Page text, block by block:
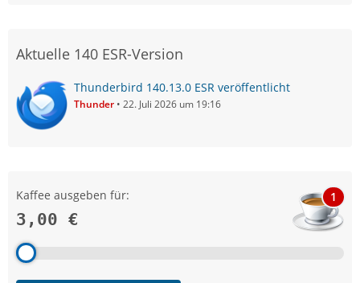
Aktuelle 140 ESR-Version
Thunderbird 140.13.0 ESR veröffentlicht
Thunder 22. Juli 2026 um 19:16
Kaffee ausgeben für:
3,00 €
1